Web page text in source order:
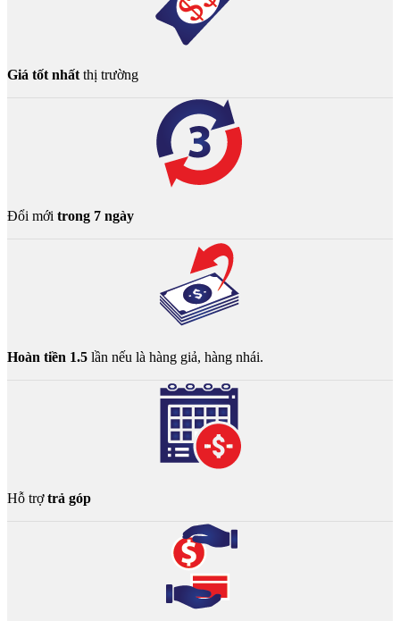
Giá tốt nhất thị trường
Đổi mới trong 7 ngày
Hoàn tiền 1.5 lần nếu là hàng giả, hàng nhái.
Hỗ trợtrả góp